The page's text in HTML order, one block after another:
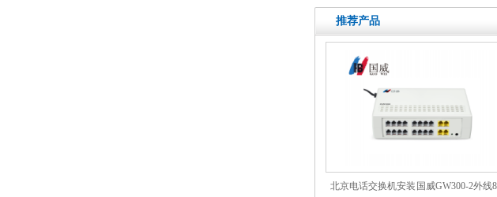
推荐产品
北京电话交换机安装 国威GW300-2外线8